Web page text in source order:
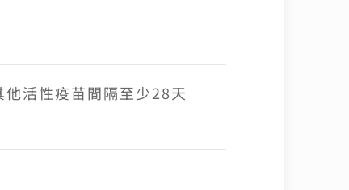
活性疫苗間隔至少28天